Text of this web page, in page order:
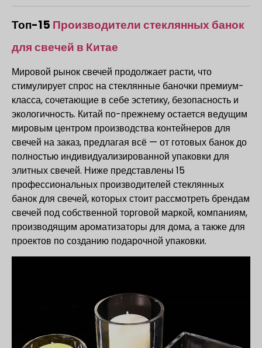
Топ-15 Производители стеклянных банок
для свечей в Китае
Мировой рынок свечей продолжает расти, что
стимулирует спрос на стеклянные баночки премиум-
класса, сочетающие в себе эстетику, безопасность и
экологичность. Китай по-прежнему остается ведущим
мировым центром производства контейнеров для
свечей на заказ, предлагая всё — от готовых банок до
полностью индивидуализированной упаковки для
элитных свечей. Ниже представлены 15
профессиональных производителей стеклянных
банок для свечей, которых стоит рассмотреть брендам
свечей под собственной торговой маркой, компаниям,
производящим ароматизаторы для дома, а также для
проектов по созданию подарочной упаковки.